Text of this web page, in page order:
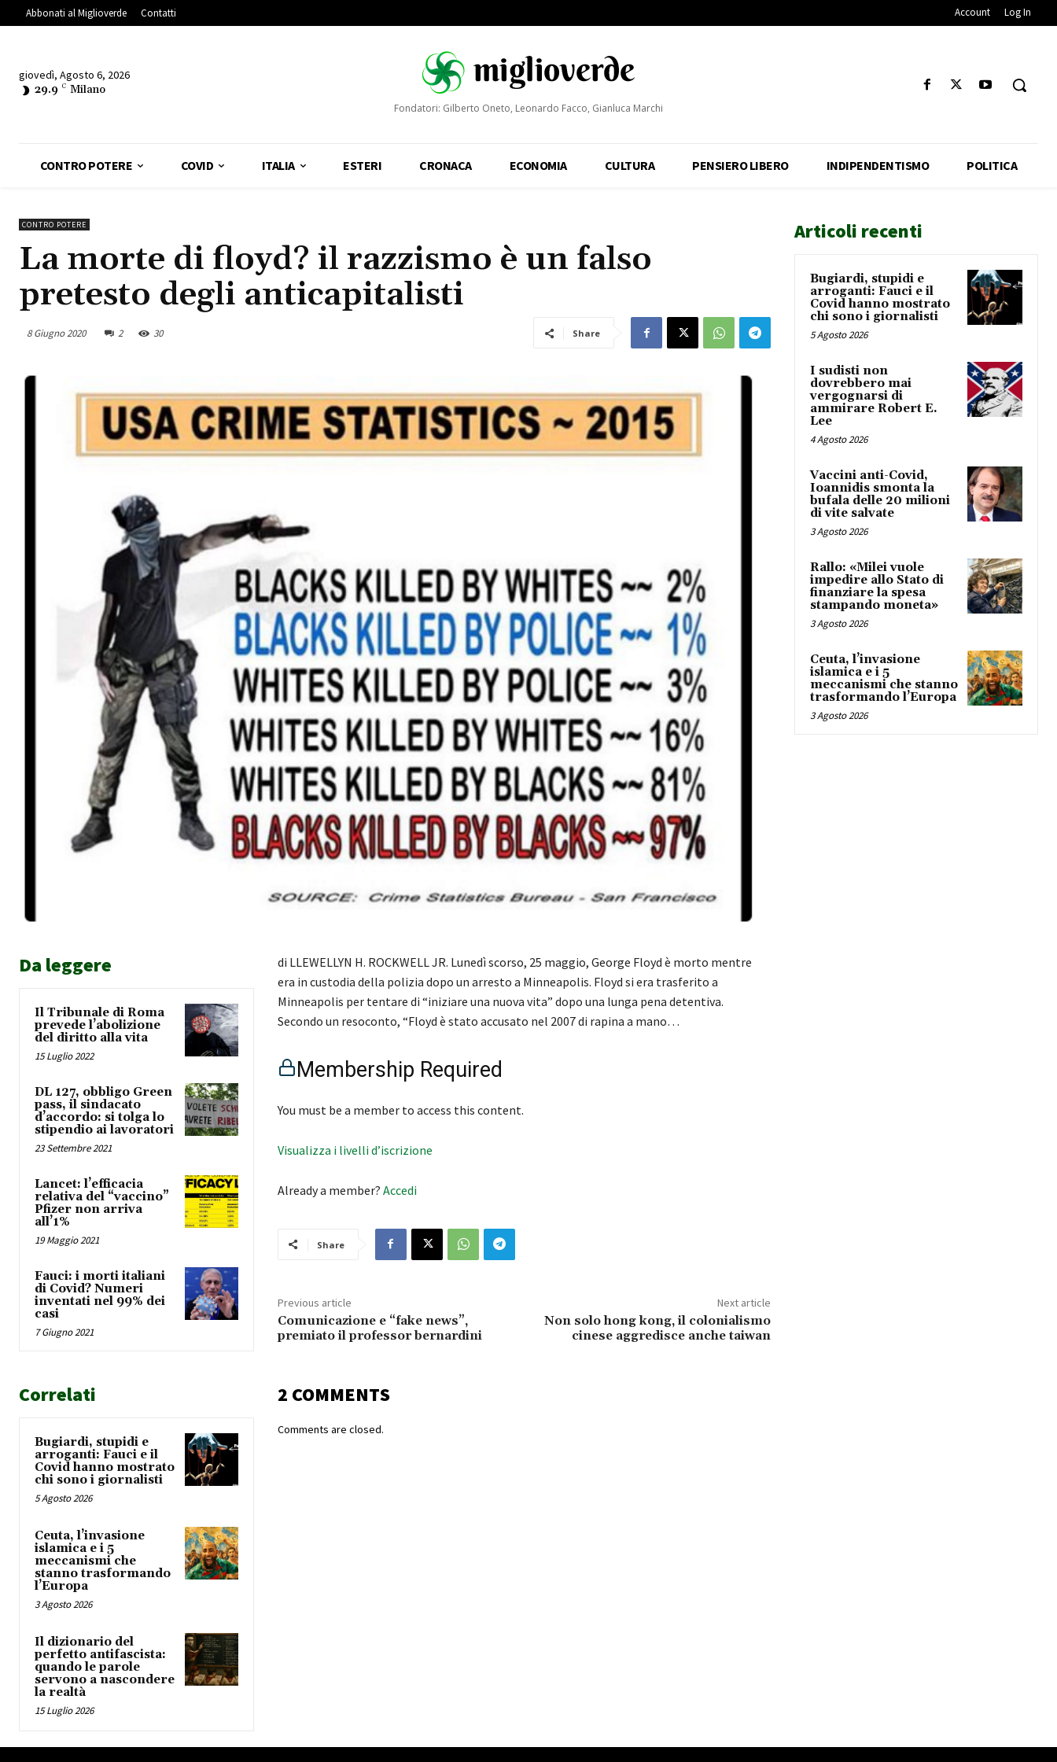
Abbonati al Miglioverde Contatti Account Log In
giovedì, Agosto 6, 2026
29.9 C Milano
Fondatori: Gilberto Oneto, Leonardo Facco, Gianluca Marchi
CONTRO POTERE COVID ITALIA ESTERI CRONACA ECONOMIA CULTURA PENSIERO LIBERO INDIPENDENTISMO POLITICA
CONTRO POTERE
La morte di floyd? il razzismo è un falso
pretesto degli anticapitalisti
8 Giugno 2020 2 30 Share
Da leggere
Il Tribunale di Roma
prevede l’abolizione
del diritto alla vita
15 Luglio 2022
DL 127, obbligo Green
pass, il sindacato
d’accordo: si tolga lo
stipendio ai lavoratori
23 Settembre 2021
Lancet: l’efficacia
relativa del “vaccino”
Pfizer non arriva
all’1%
19 Maggio 2021
Fauci: i morti italiani
di Covid? Numeri
inventati nel 99% dei
casi
7 Giugno 2021
di LLEWELLYN H. ROCKWELL JR. Lunedì scorso, 25 maggio, George Floyd è morto mentre
era in custodia della polizia dopo un arresto a Minneapolis. Floyd si era trasferito a
Minneapolis per tentare di “iniziare una nuova vita” dopo una lunga pena detentiva.
Secondo un resoconto, “Floyd è stato accusato nel 2007 di rapina a mano…
Membership Required
You must be a member to access this content.
Visualizza i livelli d’iscrizione
Already a member? Accedi
Share
Previous article
Comunicazione e “fake news”,
premiato il professor bernardini
Next article
Non solo hong kong, il colonialismo
cinese aggredisce anche taiwan
Correlati
Bugiardi, stupidi e
arroganti: Fauci e il
Covid hanno mostrato
chi sono i giornalisti
5 Agosto 2026
Ceuta, l’invasione
islamica e i 5
meccanismi che
stanno trasformando
l’Europa
3 Agosto 2026
Il dizionario del
perfetto antifascista:
quando le parole
servono a nascondere
la realtà
15 Luglio 2026
2 COMMENTS
Comments are closed.
Articoli recenti
Bugiardi, stupidi e
arroganti: Fauci e il
Covid hanno mostrato
chi sono i giornalisti
5 Agosto 2026
I sudisti non
dovrebbero mai
vergognarsi di
ammirare Robert E.
Lee
4 Agosto 2026
Vaccini anti-Covid,
Ioannidis smonta la
bufala delle 20 milioni
di vite salvate
3 Agosto 2026
Rallo: «Milei vuole
impedire allo Stato di
finanziare la spesa
stampando moneta»
3 Agosto 2026
Ceuta, l’invasione
islamica e i 5
meccanismi che stanno
trasformando l’Europa
3 Agosto 2026